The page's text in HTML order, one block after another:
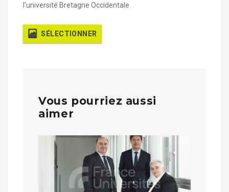
l'université Bretagne Occidentale
SÉLECTIONNER
Vous pourriez aussi
aimer